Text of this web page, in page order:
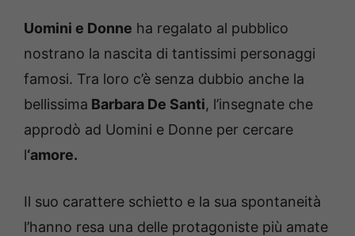
Uomini e Donne ha regalato al pubblico
nostrano la nascita di tantissimi personaggi
famosi. Tra loro c’è senza dubbio anche la
bellissima Barbara De Santi, l’insegnate che
approdò ad Uomini e Donne per cercare
l‘amore.
Il suo carattere schietto e la sua spontaneità
l’hanno resa una delle protagoniste più amate